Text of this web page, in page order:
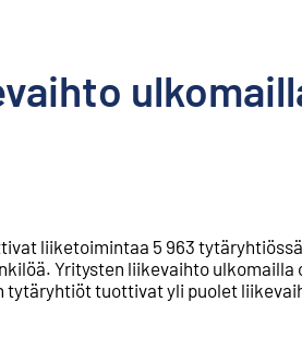
liiketoimintaa 5 963 tytäryhtiössä
Yritysten liikevaihto ulkomailla
tytäryhtiöt tuottivat yli puolet